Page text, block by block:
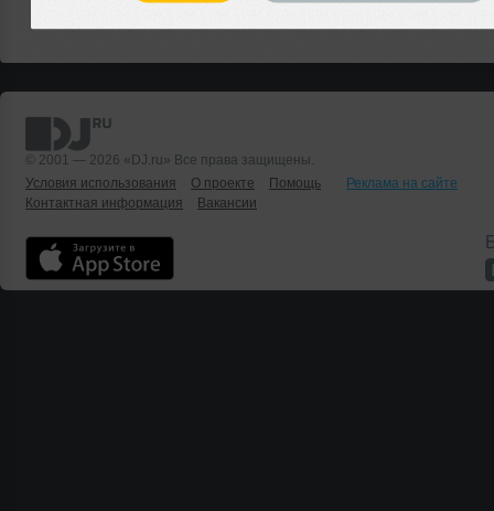
© 2001 — 2026 «DJ.ru» Все права защищены.
Условия использования
О проекте Помощь
Реклама на сайте
Контактная информация
Вакансии